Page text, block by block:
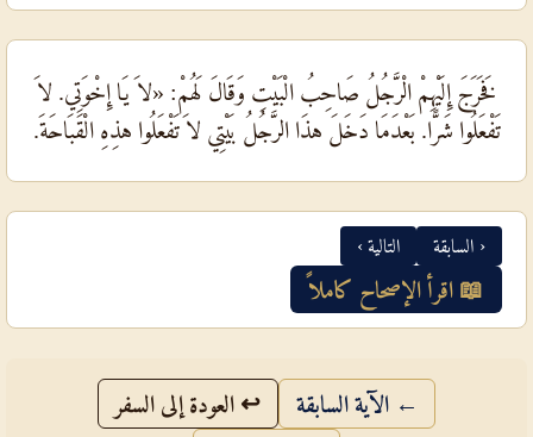
فَخَرَجَ إِلَيْهِمْ الْرَّجُلُ صَاحِبُ الْبَيْتِ وَقَالَ لَهُمْ: «لاَ يَا إِخْوَتِي. لاَ
تَفْعَلُوا شَرًّا. بَعْدَمَا دَخَلَ هذَا الرَّجُلُ بَيْتِي لاَ تَفْعَلُوا هذِهِ الْقَبَاحَةَ.
‹ السابقة التالية ›
📖 اقرأ الإصحاح كاملاً
← الآية السابقة ↩ العودة إلى السفر